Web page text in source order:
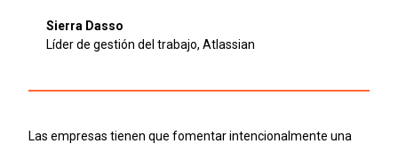
Sierra Dasso
Líder de gestión del trabajo, Atlassian
Las empresas tienen que fomentar intencionalmente una